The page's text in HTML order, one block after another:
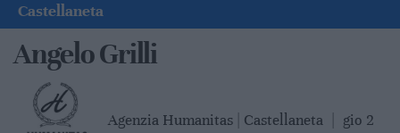
Castellaneta
Angelo Grilli
Agenzia Humanitas | Castellaneta gio 2